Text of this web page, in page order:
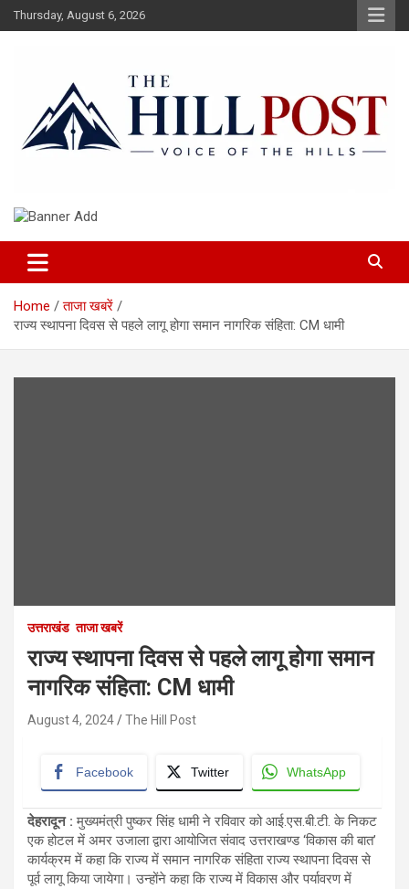
Skip
to
Thursday, August 6, 2026
The Hillpost
Home
ताजा खबरें
राज्य स्थापना दिवस से पहले लागू होगा समान नागरिक संहिता: CM धामी
उत्तराखंड ताजा खबरें
राज्य स्थापना दिवस से पहले लागू होगा समान
नागरिक संहिता: CM धामी
August 4, 2024 The Hill Post
Facebook Twitter WhatsApp
देहरादून : मुख्यमंत्री पुष्कर सिंह धामी ने रविवार को आई.एस.बी.टी. के निकट
एक होटल में अमर उजाला द्वारा आयोजित संवाद उत्तराखण्ड ‘विकास की बात’
कार्यक्रम में कहा कि राज्य में समान नागरिक संहिता राज्य स्थापना दिवस से
पूर्व लागू किया जायेगा। उन्होंने कहा कि राज्य में विकास और पर्यावरण में